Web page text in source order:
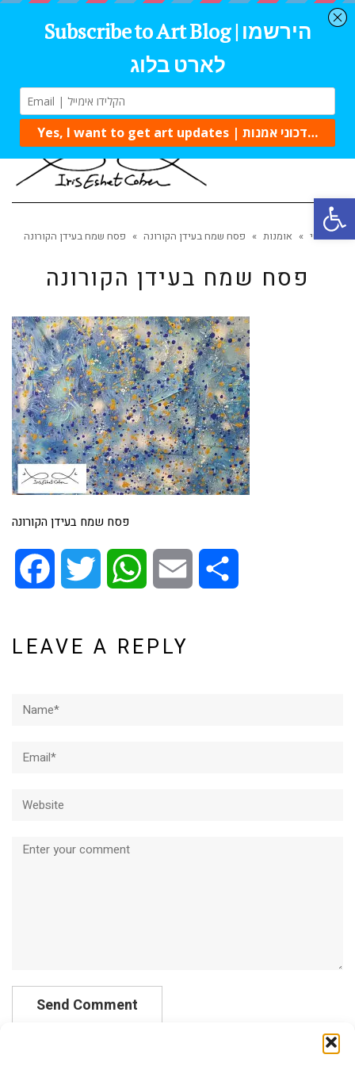
ראשי » אומנות » פסח שמח בעידן הקורונה » פסח שמח בעידן הקורונה
פסח שמח בעידן הקורונה
פסח שמח בעידן הקורונה
Facebook Twitter WhatsApp Email
LEAVE A REPLY
Comment